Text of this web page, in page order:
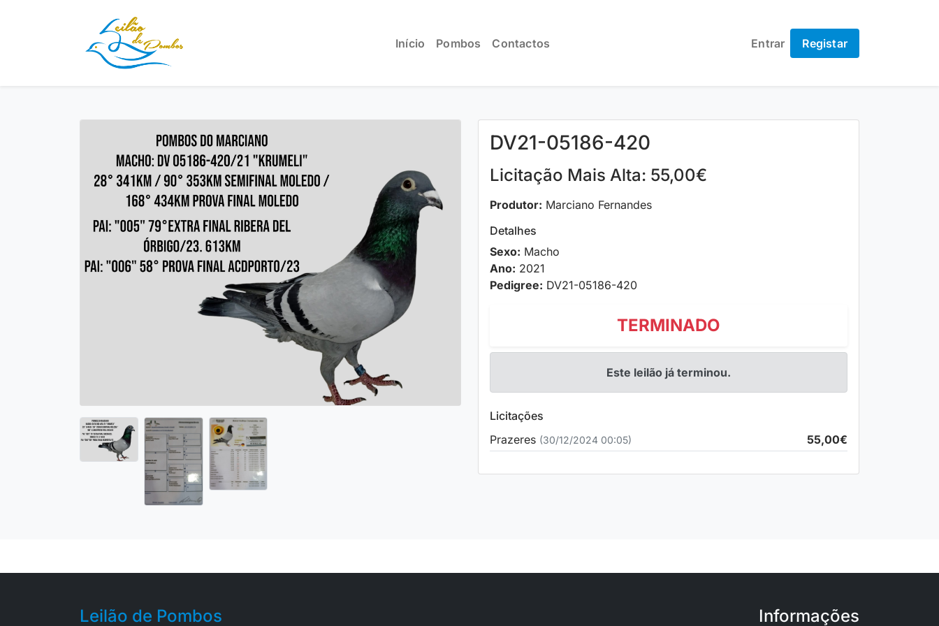
Início Pombos Contactos Entrar Registar
DV21-05186-420
Licitação Mais Alta: 55,00€
Produtor: Marciano Fernandes
Detalhes
Sexo: Macho
Ano: 2021
Pedigree: DV21-05186-420
TERMINADO
Este leilão já terminou.
Licitações
Prazeres (30/12/2024 00:05) 55,00€
Leilão de Pombos Informações